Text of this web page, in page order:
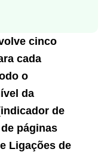
cinco
cada
o
da
de
páginas
Ligações de